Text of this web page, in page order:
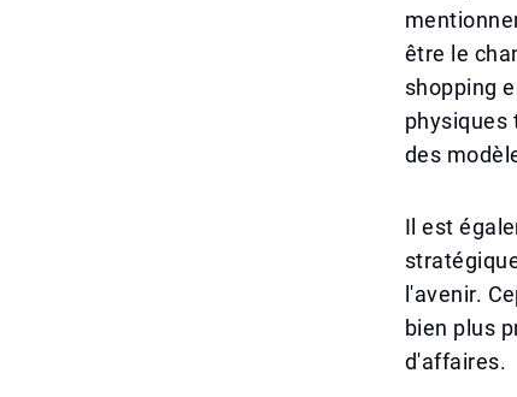
être le
shopping
physiques
des
Il est
l'avenir.
bien plus
d'affaires.